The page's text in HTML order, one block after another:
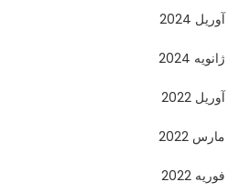
آوریل 2024
ژانویه 2024
آوریل 2022
مارس 2022
فوریه 2022